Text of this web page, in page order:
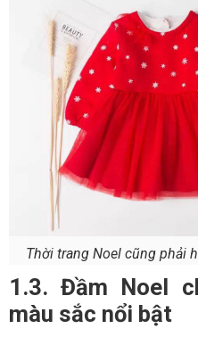
Thời trang Noel cũng phải
1.3. Đầm Noel
màu sắc nổi bật